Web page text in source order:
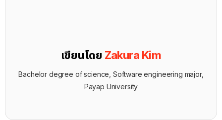
เขียนโดย Zakura Kim
Bachelor degree of science, Software engineering major,
Payap University